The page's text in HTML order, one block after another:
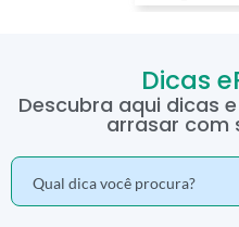
Dicas
Descubra aqui dicas
arrasar com